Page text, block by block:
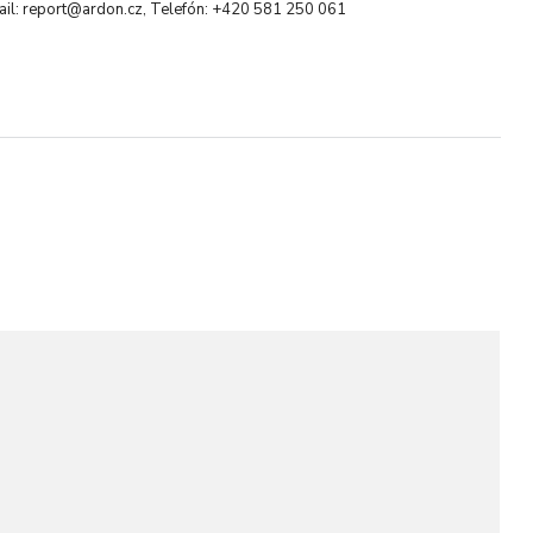
report@ardon.cz, Telefón: +420 581 250 061